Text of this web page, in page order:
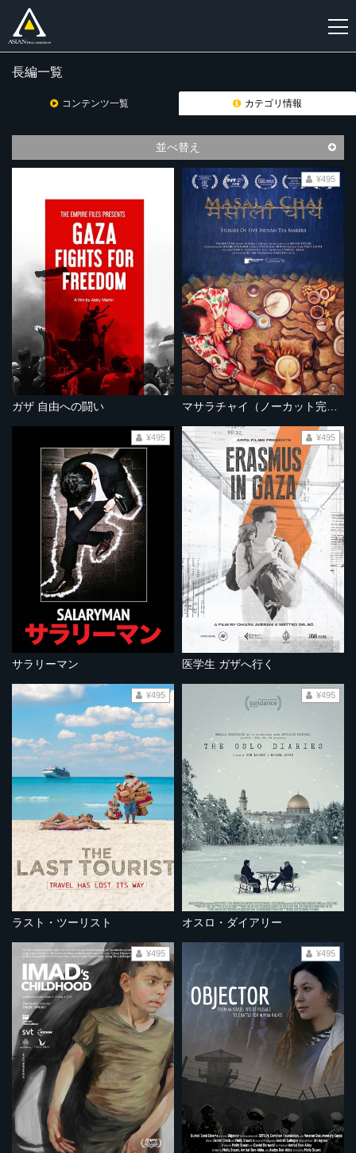
登
長編一覧
コンテンツ一覧 カテゴリ情報
並べ替え
ガザ 自由への闘い
¥495
サラリーマン
¥495
医学生 ガザへ行く
¥495
ラスト・ツーリスト
¥495
オスロ・ダイアリー
¥495
¥495 ¥495